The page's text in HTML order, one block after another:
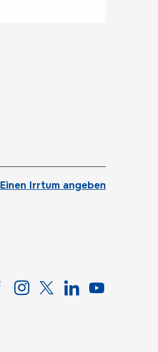
Einen Irrtum angeben